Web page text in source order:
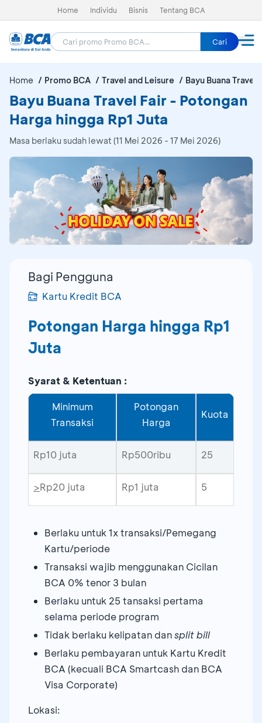
Home Individu Bisnis Tentang BCA
Cari
Home Promo BCA Travel and Leisure Bayu Buana Travel
Bayu Buana Travel Fair - Potongan
Harga hingga Rp1 Juta
Masa berlaku sudah lewat (11 Mei 2026 - 17 Mei 2026)
Bagi Pengguna
Kartu Kredit BCA
Potongan Harga hingga Rp1
Juta
Syarat & Ketentuan :
Minimum
Transaksi
Potongan
Harga
Kuota
Rp10 juta Rp500ribu 25
>Rp20 juta Rp1 juta 5
Berlaku untuk 1x transaksi/Pemegang
Kartu/periode
Transaksi wajib menggunakan Cicilan
BCA 0% tenor 3 bulan
Berlaku untuk 25 tansaksi pertama
selama periode program
Tidak berlaku kelipatan dansplit bill
Berlaku pembayaran untuk Kartu Kredit
BCA (kecuali BCA Smartcash dan BCA
Visa Corporate)
Lokasi: